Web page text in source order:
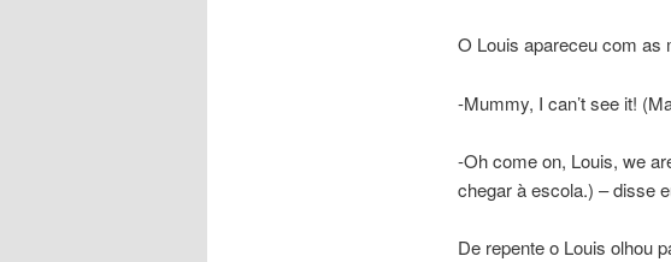
O Louis apareceu com as
-Mummy, I can’t see it!
-Oh come on, Louis, we
chegar à escola.) – disse
De repente o Louis olhou